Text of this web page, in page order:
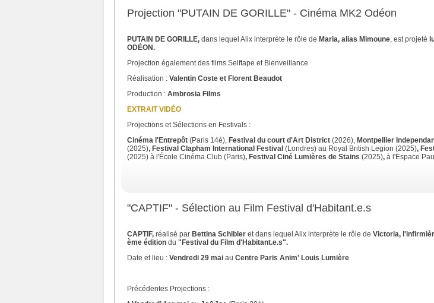
Projection "PUTAIN DE GORILLE" - Cinéma MK2 Odéon
PUTAIN DE GORILLE, dans lequel Alix interprète le rôle de Maria, alias Mimoune, est projeté
ODÉON.
Projection également des films Selftape et Bienveillance
Réalisation : Valentin Coste et Florent Beaudot
Production : Ambrosia Films
EXTRAIT VIDÉO
Projections et Sélections en Festivals :
Cinéma l'Entrepôt (Paris 14è), Festival du court d'Art District (2026), Montpellier
(2025), Festival Clapham International Festival (Londres) au Royal British Legion (2025),
(2025) à l'École Cinéma Club (Paris), Festival Ciné Lumières de Stains (2025), à l'Espace
"CAPTIF" - Sélection au Film Festival d'Habitant.e.s
CAPTIF, réalisé par Bettina Schibler et dans lequel Alix interprète le rôle de Victoria,
ème édition du "Festival du Film d'Habitant.e.s".
Date et lieu : Vendredi 29 mai au Centre Paris Anim' Louis Lumière
Précédentes Projections :